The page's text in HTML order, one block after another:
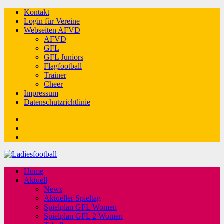
Kontakt
Login für Vereine
Webseiten AFVD
AFVD
GFL
GFL Juniors
Flagfootball
Trainer
Cheer
Impressum
Datenschutzrichtlinie
Home
Aktuell
News
Aktueller Spieltag
Spielplan GFL Women
Spielplan GFL 2 Women